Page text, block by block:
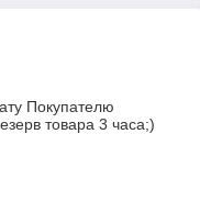
Покупателю
товара 3 часа;)